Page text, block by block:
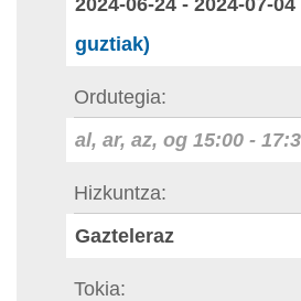
2024-06-24 - 2024-07-04
guztiak)
Ordutegia
al, ar, az, og 15:00 -
Hizkuntza
Gazteleraz
Tokia